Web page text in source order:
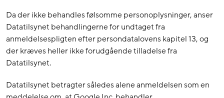
Da der ikke behandles følsomme personoplysninger, anser
Datatilsynet behandlingerne for undtaget fra
anmeldelsespligten efter persondatalovens kapitel 13, og
der kræves heller ikke forudgående tilladelse fra
Datatilsynet.
Datatilsynet betragter således alene anmeldelsen som en